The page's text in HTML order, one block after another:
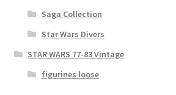
Saga Collection
Star Wars Divers
STAR WARS 77-83 Vintage
figurines loose